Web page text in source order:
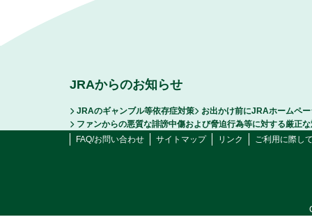
JRAからのお知らせ
JRAのギャンブル等依存症対策
お出かけ前にJRAホームペ
ファンからの悪質な誹謗中傷および脅迫行為等に対する厳正
FAQ/お問い合わせ
サイトマップ リンク ご利用に際し